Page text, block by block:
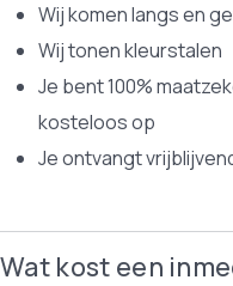
Wij komen langs en
Wij tonen kleurstalen
Je bent 100%
kosteloos op
Je ontvangt
Wat kost een